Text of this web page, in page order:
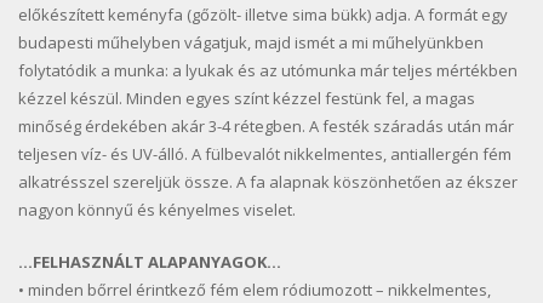
előkészített keményfa (gőzölt- illetve sima bükk) adja. A formát egy
budapesti műhelyben vágatjuk, majd ismét a mi műhelyünkben
folytatódik a munka: a lyukak és az utómunka már teljes mértékben
kézzel készül. Minden egyes színt kézzel festünk fel, a magas
minőség érdekében akár 3-4 rétegben. A festék száradás után már
teljesen víz- és UV-álló. A fülbevalót nikkelmentes, antiallergén fém
alkatrésszel szereljük össze. A fa alapnak köszönhetően az ékszer
nagyon könnyű és kényelmes viselet.
…FELHASZNÁLT ALAPANYAGOK…
• minden bőrrel érintkező fém elem ródiumozott – nikkelmentes,